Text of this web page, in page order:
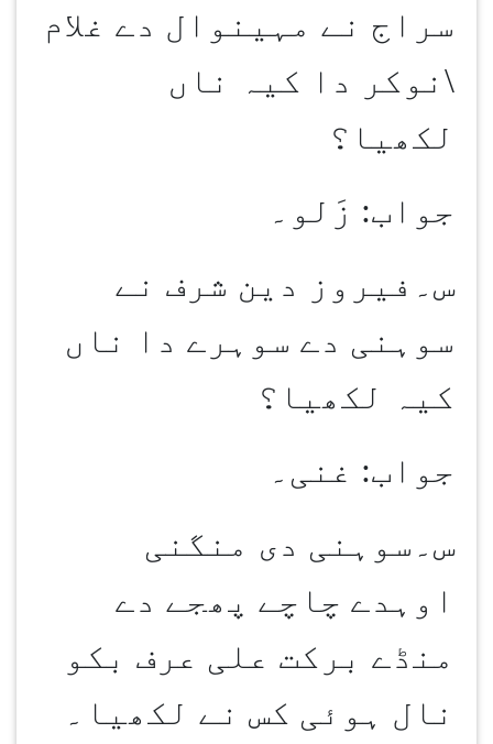
سراج نے مہینوال دے غلام
\نوکر دا کیہ ناں
لکھیا؟
جواب: زَلو۔
س۔فیروز دین شرف نے
سوہنی دے سوہرے دا ناں
کیہ لکھیا؟
جواب: غنی۔
س۔سوہنی دی منگنی
اوہدے چاچے پھجے دے
منڈے برکت علی عرف بکو
نال ہوئی کس نے لکھیا۔